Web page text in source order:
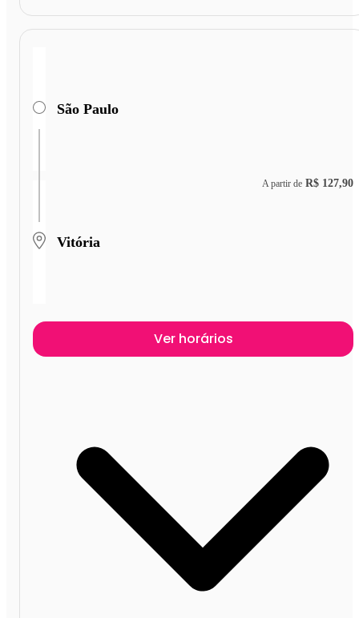
São Paulo
Vitória
A partir de R$ 127,90
Ver horários